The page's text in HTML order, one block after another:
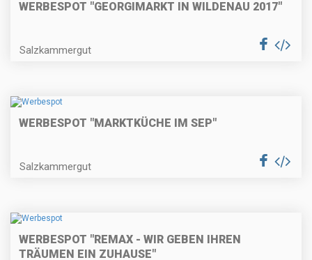
WERBESPOT "GEORGIMARKT IN WILDENAU 2017"
Salzkammergut
WERBESPOT "MARKTKÜCHE IM SEP"
Salzkammergut
WERBESPOT "REMAX - WIR GEBEN IHREN
TRÄUMEN EIN ZUHAUSE"